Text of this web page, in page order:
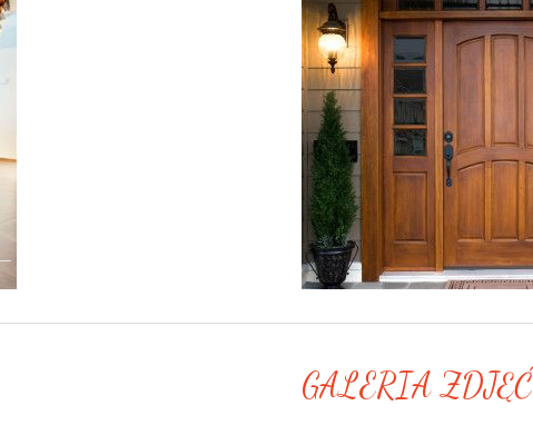
GALERIA ZDJĘĆ